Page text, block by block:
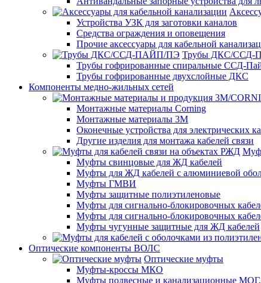
Устройства УЗК для заготовки каналов
Средства ограждения и оповещения
Прочие аксессуары для кабельной
Трубы ДКС/
Трубы гофрированные спиральные ССД-
Трубы гофрированные двухслойные ДКС
Компоненты медно-жильных сетей
Монтажные материалы Corning
Монтажные материалы 3M
Оконечные устройства для электрических
Другие изделия для монтажа кабелей связи
Муфты свинцовые для ЖД кабелей
Муфты для ЖД кабелей с алюминиевой
Муфты ГМВИ
Муфты защитные полиэтиленовые
Муфты для сигнально-блокировочных
Муфты для сигнально-блокировочных
Муфты чугунные защитные для ЖД кабелей
Оптические компоненты ВОЛС
Оптические муфты
Муфты-кроссы МКО
Муфты подвесные и канализационные